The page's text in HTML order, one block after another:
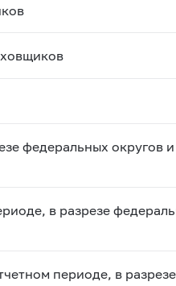
федеральных округов и
в разрезе
периоде, в разрезе